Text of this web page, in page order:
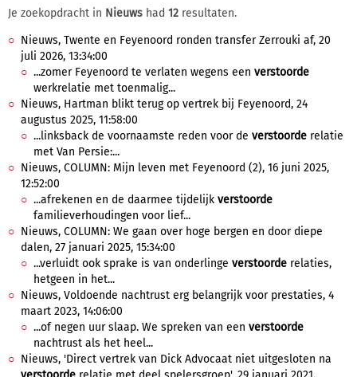
Je zoekopdracht in Nieuws had 12 resultaten.
Nieuws, Twente en Feyenoord ronden transfer Zerrouki af, 20
juli 2026, 13:34:00
...zomer Feyenoord te verlaten wegens een verstoorde
werkrelatie met toenmalig...
Nieuws, Hartman blikt terug op vertrek bij Feyenoord, 24
augustus 2025, 11:58:00
...linksback de voornaamste reden voor de verstoorde relatie
met Van Persie:...
Nieuws, COLUMN: Mijn leven met Feyenoord (2), 16 juni 2025,
12:52:00
...afrekenen en de daarmee tijdelijk verstoorde
familieverhoudingen voor lief...
Nieuws, COLUMN: We gaan over hoge bergen en door diepe
dalen, 27 januari 2025, 15:34:00
...verluidt ook sprake is van onderlinge verstoorde relaties,
hetgeen in het...
Nieuws, Voldoende nachtrust erg belangrijk voor prestaties, 4
maart 2023, 14:06:00
...of negen uur slaap. We spreken van een verstoorde
nachtrust als het heel...
Nieuws, 'Direct vertrek van Dick Advocaat niet uitgesloten na